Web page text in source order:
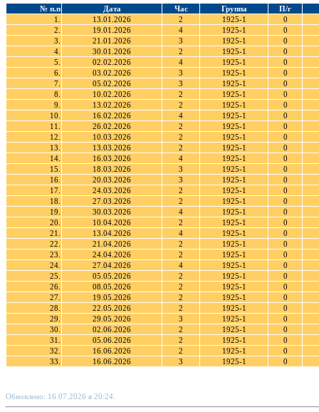
№ п.п Дата Час Группа
П/г
1.
13.01.2026 2 1925-1
0
2.
19.01.2026 4 1925-1
0
3.
21.01.2026 3 1925-1
0
4.
30.01.2026 2 1925-1
0
5.
02.02.2026 4 1925-1
0
6.
03.02.2026 3 1925-1
0
7.
05.02.2026 3 1925-1
0
8.
10.02.2026 2 1925-1
0
9.
13.02.2026 2 1925-1
0
10.
16.02.2026 4 1925-1
0
11.
26.02.2026 2 1925-1
0
12.
10.03.2026 2 1925-1
0
13.
13.03.2026 2 1925-1
0
14.
16.03.2026 4 1925-1
0
15.
18.03.2026 3 1925-1
0
16.
20.03.2026 3 1925-1
0
17.
24.03.2026 2 1925-1
0
18.
27.03.2026 2 1925-1
0
19.
30.03.2026 4 1925-1
0
20.
10.04.2026 2 1925-1
0
21.
13.04.2026 4 1925-1
0
22.
21.04.2026 2 1925-1
0
23.
24.04.2026 2 1925-1
0
24.
27.04.2026 4 1925-1
0
25.
05.05.2026 2 1925-1
0
26.
08.05.2026 2 1925-1
0
27.
19.05.2026 2 1925-1
0
28.
22.05.2026 2 1925-1
0
29.
29.05.2026 3 1925-1
0
30.
02.06.2026 2 1925-1
0
31.
05.06.2026 2 1925-1
0
32.
16.06.2026 2 1925-1
0
33.
16.06.2026 3 1925-1 0
Обновлено: 16.07.2026 в 20:24.